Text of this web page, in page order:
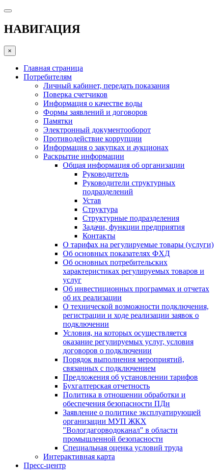
НАВИГАЦИЯ
×
Главная страница
Потребителям
Личный кабинет, передать показания
Поверка счетчиков
Информация о качестве воды
Формы заявлений и договоров
Памятки
Электронный документооборот
Противодействие коррупции
Информация о закупках и аукционах
Раскрытие информации
Общая информация об организации
Руководитель
Руководители структурных
подразделений
Устав
Структура
Структурные подразделения
Задачи, функции предприятия
Контакты
О тарифах на регулируемые товары (услуги)
Об основных показателях ФХД
Об основных потребительских
характеристиках регулируемых товаров и
услуг
Об инвестиционных программах и отчетах
об их реализации
О технической возможности подключения,
регистрации и ходе реализации заявок о
подключении
Условия, на которых осуществляется
оказание регулируемых услуг, условия
договоров о подключении
Порядок выполнения мероприятий,
связанных с подключением
Предложения об установлении тарифов
Бухгалтерская отчетность
Политика в отношении обработки и
обеспечения безопасности ПДн
Заявление о политике эксплуатирующей
организации МУП ЖКХ
"Вологдагорводоканал" в области
промышленной безопасности
Специальная оценка условий труда
Интерактивная карта
Пресс-центр